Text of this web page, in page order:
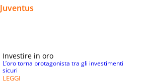
Investire in oro
L’oro torna protagonista tra gli investimenti
sicuri
LEGGI